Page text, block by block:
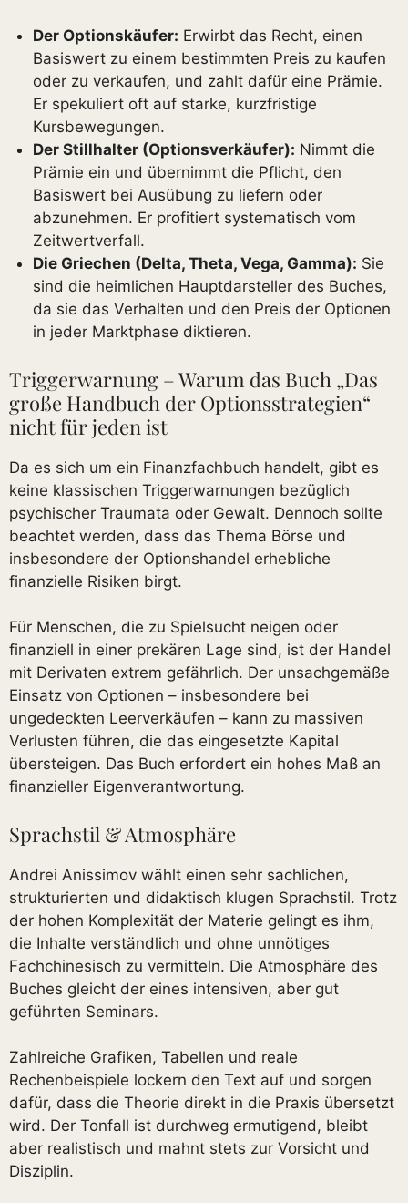
Der Optionskäufer: Erwirbt das Recht, einen
Basiswert zu einem bestimmten Preis zu kaufen
oder zu verkaufen, und zahlt dafür eine Prämie.
Er spekuliert oft auf starke, kurzfristige
Kursbewegungen.
Der Stillhalter (Optionsverkäufer): Nimmt die
Prämie ein und übernimmt die Pflicht, den
Basiswert bei Ausübung zu liefern oder
abzunehmen. Er profitiert systematisch vom
Zeitwertverfall.
Die Griechen (Delta, Theta, Vega, Gamma): Sie
sind die heimlichen Hauptdarsteller des Buches,
da sie das Verhalten und den Preis der Optionen
in jeder Marktphase diktieren.
Triggerwarnung – Warum das Buch „Das
große Handbuch der Optionsstrategien“
nicht für jeden ist
Da es sich um ein Finanzfachbuch handelt, gibt es
keine klassischen Triggerwarnungen bezüglich
psychischer Traumata oder Gewalt. Dennoch sollte
beachtet werden, dass das Thema Börse und
insbesondere der Optionshandel erhebliche
finanzielle Risiken birgt.
Für Menschen, die zu Spielsucht neigen oder
finanziell in einer prekären Lage sind, ist der Handel
mit Derivaten extrem gefährlich. Der unsachgemäße
Einsatz von Optionen – insbesondere bei
ungedeckten Leerverkäufen – kann zu massiven
Verlusten führen, die das eingesetzte Kapital
übersteigen. Das Buch erfordert ein hohes Maß an
finanzieller Eigenverantwortung.
Sprachstil & Atmosphäre
Andrei Anissimov wählt einen sehr sachlichen,
strukturierten und didaktisch klugen Sprachstil. Trotz
der hohen Komplexität der Materie gelingt es ihm,
die Inhalte verständlich und ohne unnötiges
Fachchinesisch zu vermitteln. Die Atmosphäre des
Buches gleicht der eines intensiven, aber gut
geführten Seminars.
Zahlreiche Grafiken, Tabellen und reale
Rechenbeispiele lockern den Text auf und sorgen
dafür, dass die Theorie direkt in die Praxis übersetzt
wird. Der Tonfall ist durchweg ermutigend, bleibt
aber realistisch und mahnt stets zur Vorsicht und
Disziplin.